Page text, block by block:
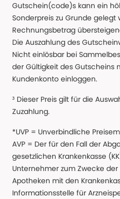
Gutschein(code)s kann ein
Sonderpreis zu Grunde gelegt
Rechnungsbetrag
Die Auszahlung des
Nicht einlösbar bei
der Gültigkeit des Gutscheins
Kundenkonto einloggen.
³ Dieser Preis gilt für die
Zuzahlung.
*UVP = Unverbindliche
AVP = Der für den Fall der
gesetzlichen Krankenkasse
Unternehmer zum Zwecke
Apotheken mit den
Informationsstelle für